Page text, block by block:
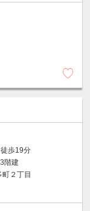
歩19分
階建
２丁目